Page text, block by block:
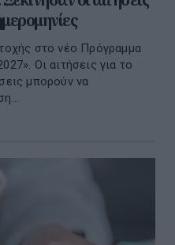
στο νέο Πρόγραμμα
Οι αιτήσεις για το
μπορούν να